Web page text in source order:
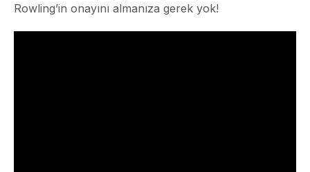
Rowling’in onayını almanıza gerek yok!